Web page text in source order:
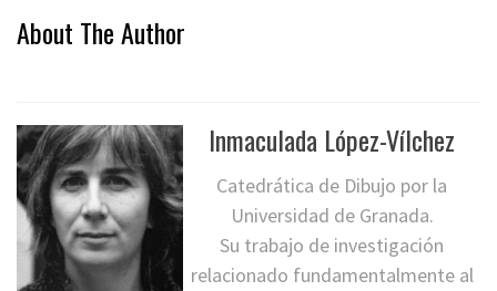
About The Author
Inmaculada López-Vílchez
Catedrática de Dibujo por la
Universidad de Granada.
Su trabajo de investigación
relacionado fundamentalmente al